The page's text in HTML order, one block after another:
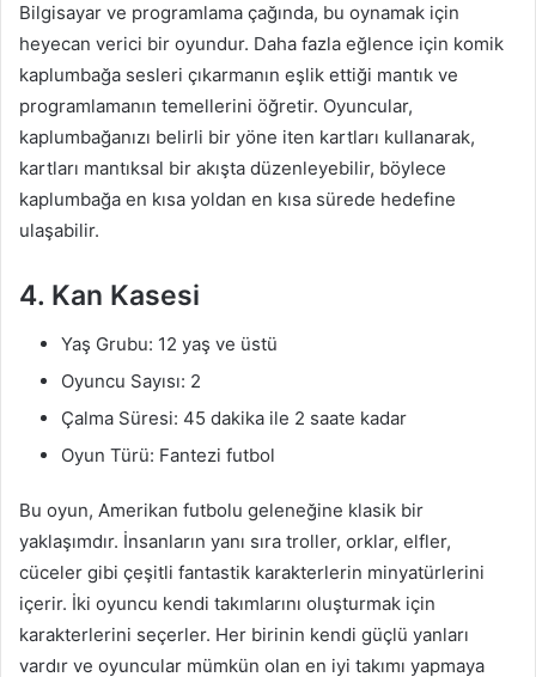
Bilgisayar ve programlama çağında, bu oynamak için
heyecan verici bir oyundur. Daha fazla eğlence için komik
kaplumbağa sesleri çıkarmanın eşlik ettiği mantık ve
programlamanın temellerini öğretir. Oyuncular,
kaplumbağanızı belirli bir yöne iten kartları kullanarak,
kartları mantıksal bir akışta düzenleyebilir, böylece
kaplumbağa en kısa yoldan en kısa sürede hedefine
ulaşabilir.
4. Kan Kasesi
Yaş Grubu: 12 yaş ve üstü
Oyuncu Sayısı: 2
Çalma Süresi: 45 dakika ile 2 saate kadar
Oyun Türü: Fantezi futbol
Bu oyun, Amerikan futbolu geleneğine klasik bir
yaklaşımdır. İnsanların yanı sıra troller, orklar, elfler,
cüceler gibi çeşitli fantastik karakterlerin minyatürlerini
içerir. İki oyuncu kendi takımlarını oluşturmak için
karakterlerini seçerler. Her birinin kendi güçlü yanları
vardır ve oyuncular mümkün olan en iyi takımı yapmaya